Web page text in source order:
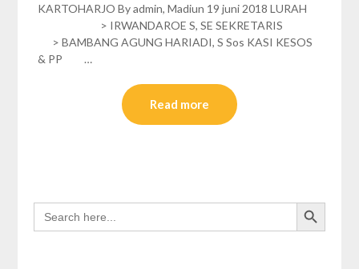
KARTOHARJO By admin, Madiun 19 juni 2018 LURAH
> IRWANDAROE S, SE SEKRETARIS
> BAMBANG AGUNG HARIADI, S Sos KASI KESOS
& PP …
Read more
SEARCH
FOR:
Search Button